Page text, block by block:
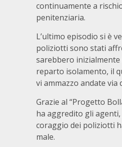
continuamente a
penitenziaria.
L’ultimo episodio si è
poliziotti sono stati
sarebbero
reparto isolamento, il
vi ammazzo andate via
Grazie al “Progetto
ha aggredito gli
coraggio dei poliziotti
male.